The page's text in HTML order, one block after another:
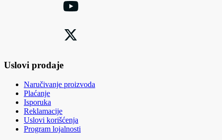
Uslovi prodaje
Naručivanje proizvoda
Plaćanje
Isporuka
Reklamacije
Uslovi korišćenja
Program lojalnosti